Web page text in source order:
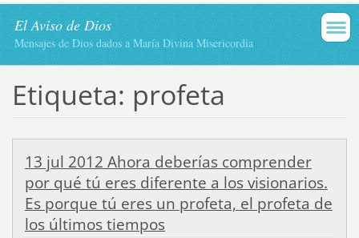
El Aviso de Dios
Mensajes de Dios dados a María Divina Misericordia
Etiqueta: profeta
13 jul 2012 Ahora deberías comprender
por qué tú eres diferente a los visionarios.
Es porque tú eres un profeta, el profeta de
los últimos tiempos